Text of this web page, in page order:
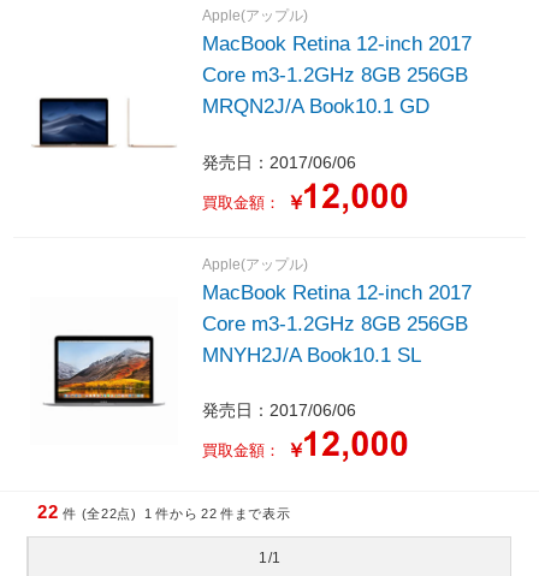
Apple(アップル)
MacBook Retina 12-inch 2017
Core m3-1.2GHz 8GB 256GB
MRQN2J/A Book10.1 GD
発売日：2017/06/06
買取金額： ￥
Apple(アップル)
MacBook Retina 12-inch 2017
Core m3-1.2GHz 8GB 256GB
MNYH2J/A Book10.1 SL
発売日：2017/06/06
買取金額： ￥
22 件 (全22点) 1 件から 22 件まで表示
1/1